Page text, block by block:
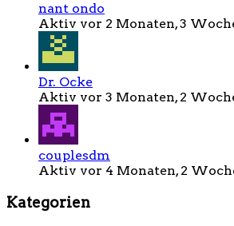
nant ondo
Aktiv vor 2 Monaten, 3
Dr. Ocke
Aktiv vor 3 Monaten, 2
couplesdm
Aktiv vor 4 Monaten, 2
Kategorien